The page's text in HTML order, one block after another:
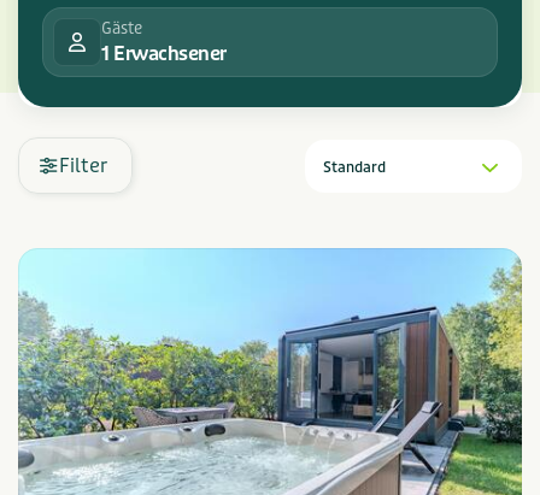
Gäste
1 Erwachsener
Filter